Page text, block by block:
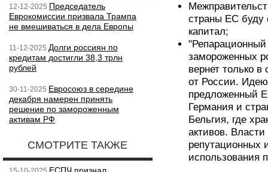
12-12-2025 Председатель
Еврокомиссии призвала Трампа
не вмешиваться в дела Европы
11-12-2025 Долги россиян по
кредитам достигли 38,3 трлн
рублей
30-11-2025 Евросоюз в середине
декабря намерен принять
решение по замороженным
активам РФ
СМОТРИТЕ ТАКЖЕ
страны ЕС буду
капитал;
замороженных
вернет только
от России.
предложенный
Германия и
Бельгия, где
активов.
репутационных
использования